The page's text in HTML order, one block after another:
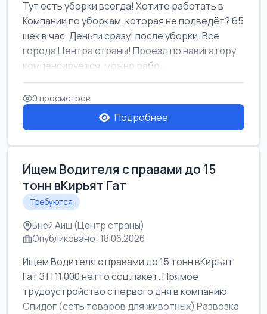
Тут есть уборки всегда! Хотите работать в
Компании по уборкам, которая не подведёт? 65
шек в час. Деньги сразу! после уборки. Все
города Центра страны! Проезд по навигатору,
компенсируется. можно рабо...
0 просмотров
Подробнее
Ищем Водителя с правами до 15
тонн вКирьят Гат
Требуются
Бней Аиш (Центр страны)
Опубликовано: 18.06.2026
Ищем Водителя с правами до 15 тонн вКирьят
Гат З П 11.000 нетто соц.пакет. Прямое
трудоустройство с первого дня в компанию
Спидог (сеть товаров для животных) Развозка